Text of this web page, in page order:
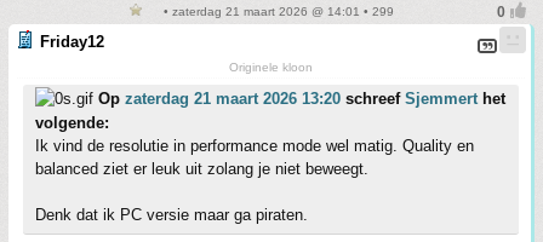
• zaterdag 21 maart 2026 @ 14:01 • 299
Friday12
Originele kloon
Op zaterdag 21 maart 2026 13:20 schreef Sjemmerthet
volgende:
Ik vind de resolutie in performance mode wel matig. Quality en
balanced ziet er leuk uit zolang je niet beweegt.
Denk dat ik PC versie maar ga piraten.